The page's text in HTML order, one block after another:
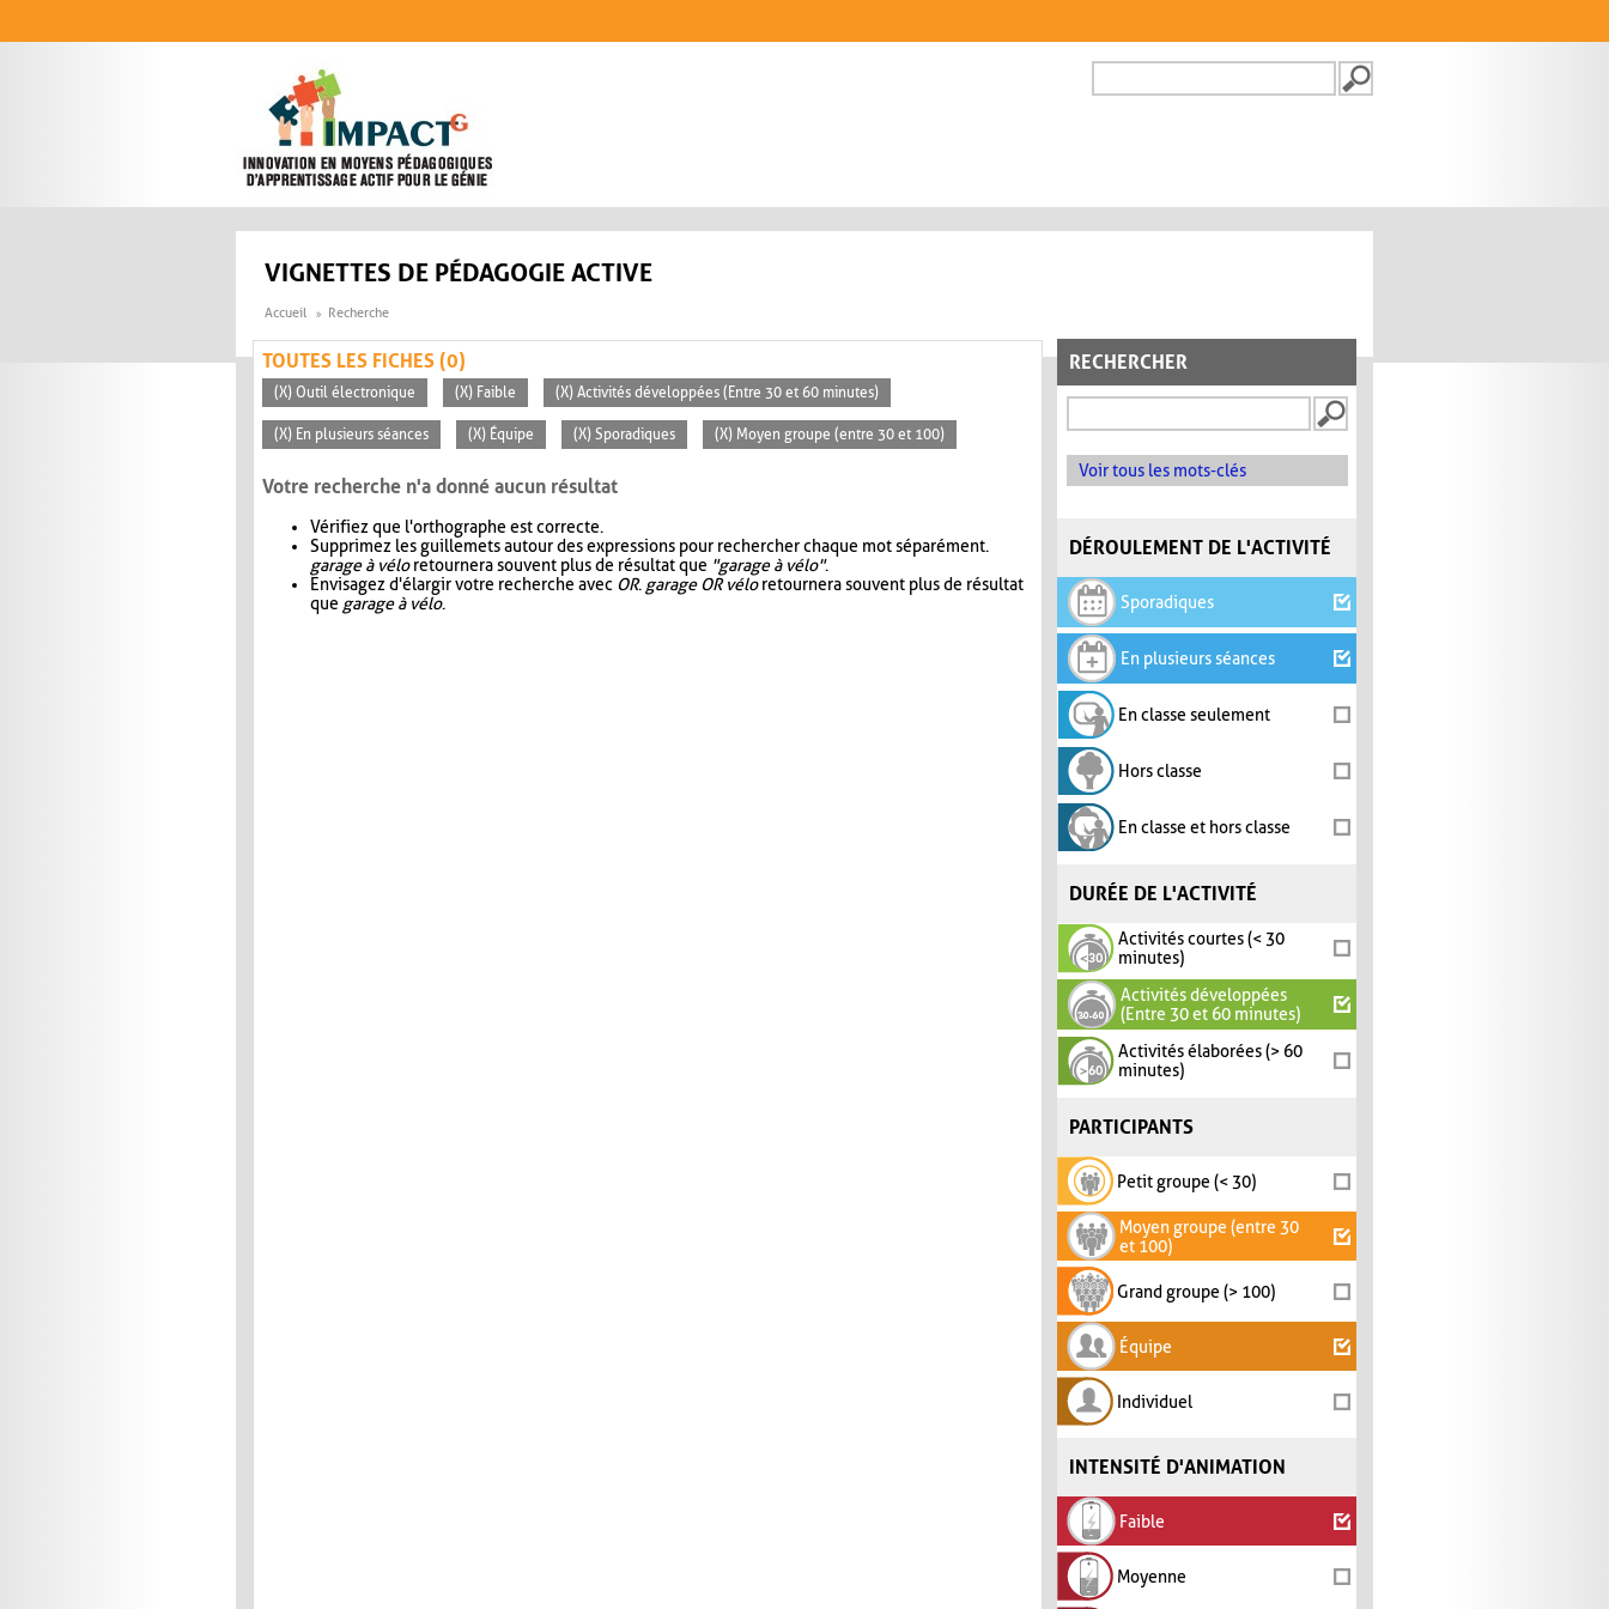
FORMULAIRE DE
VIGNETTES DE PÉDAGOGIE ACTIVE
Accueil Recherche
RECHERCHER
Voir tous les mots-clés
DÉROULEMENT DE L'ACTIVITÉ
Sporadiques
En plusieurs séances
En classe seulement
Hors classe
En classe et hors classe
DURÉE DE L'ACTIVITÉ
Activités courtes (< 30
minutes)
Activités développées
(Entre 30 et 60 minutes)
Activités élaborées (> 60
minutes)
PARTICIPANTS
Petit groupe (< 30)
Moyen groupe (entre 30
et 100)
Grand groupe (> 100)
Équipe
Individuel
INTENSITÉ D'ANIMATION
Faible
Moyenne
TOUTES LES FICHES (0)
(X) Outil électronique (X) Faible (X) Activités développées (Entre 30 et 60 minutes)
(X) En plusieurs séances (X) Équipe (X) Sporadiques (X) Moyen groupe (entre 30 et 100)
Votre recherche n'a donné aucun résultat
Vérifiez que l'orthographe est correcte.
Supprimez les guillemets autour des expressions pour rechercher chaque mot séparément.
garage à véloretournera souvent plus de résultat que "garage à vélo".
Envisagez d'élargir votre recherche avec OR. garage OR véloretournera souvent plus de résultat
que garage à vélo.